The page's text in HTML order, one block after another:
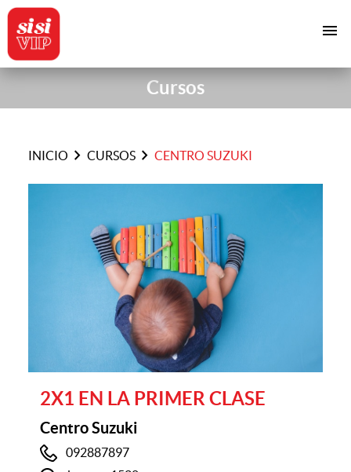
menu
Cursos
INICIO chevron_right CURSOSchevron_right CENTRO SUZUKI
2X1 EN LA PRIMER CLASE
Centro Suzuki
092887897